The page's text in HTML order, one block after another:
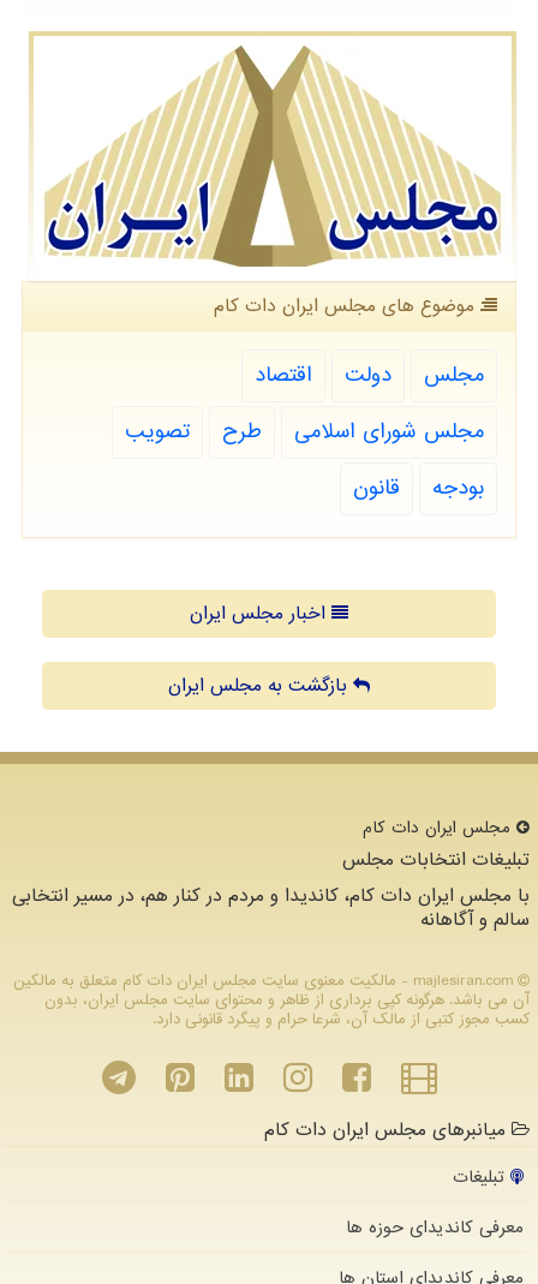
موضوع های مجلس ایران دات كام
مجلس دولت
اقتصاد
مجلس شورای اسلامی
طرح
تصویب
بودجه
قانون
اخبار مجلس ایران
بازگشت به مجلس ایران
مجلس ایران دات كام
تبلیغات انتخابات مجلس
با مجلس ایران دات کام، کاندیدا و مردم در کنار هم، در مسیر انتخابی
سالم و آگاهانه
majlesiran.com - مالکیت معنوی سایت مجلس ایران دات كام متعلق به مالکین
آن می باشد. هرگونه کپی برداری از ظاهر و محتوای سایت مجلس ایران، بدون
کسب مجوز کتبی از مالک آن، شرعا حرام و پیگرد قانونی دارد.
میانبرهای مجلس ایران دات کام
تبلیغات
معرفی کاندیدای حوزه ها
معرفی کاندیدای استان ها